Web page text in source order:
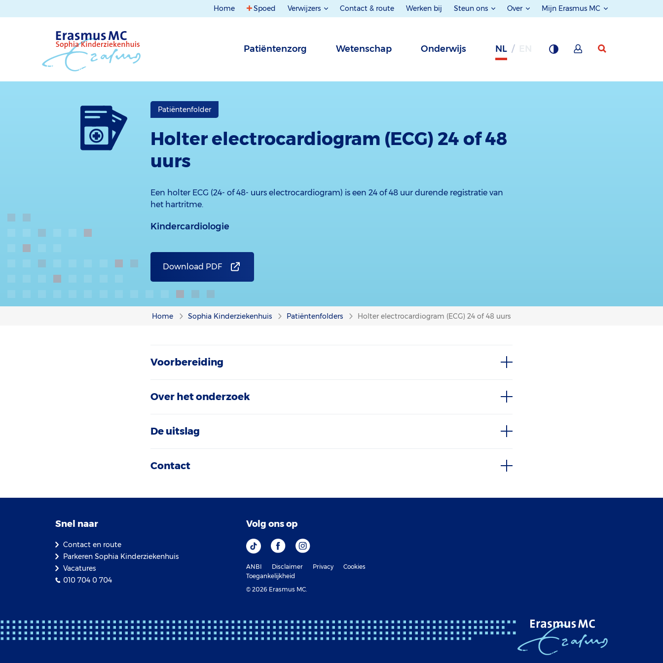
Home Spoed Verwijzers Contact & route Werken bij Steun ons Over Mijn Erasmus MC
Patiëntenzorg Wetenschap Onderwijs NL
Patiëntenfolder
Holter electrocardiogram (ECG) 24 of 48
uurs
Een holter ECG (24- of 48- uurs electrocardiogram) is een 24 of 48 uur durende registratie van
het hartritme.
Kindercardiologie
Download PDF
Home Sophia Kinderziekenhuis Patiëntenfolders Holter electrocardiogram (ECG) 24 of 48 uurs
Voorbereiding
Over het onderzoek
De uitslag
Contact
Snel naar
Contact en route
Parkeren Sophia Kinderziekenhuis
Vacatures
010 704 0 704
Volg ons op
ANBI Disclaimer Privacy
Cookies
Toegankelijkheid
© 2026 Erasmus MC.